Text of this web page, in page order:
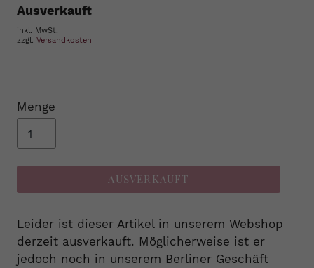
Ausverkauft
inkl. MwSt.
zzgl. Versandkosten
Menge
AUSVERKAUFT
Leider ist dieser Artikel in unserem Webshop
derzeit ausverkauft. Möglicherweise ist er
jedoch noch in unserem Berliner Geschäft